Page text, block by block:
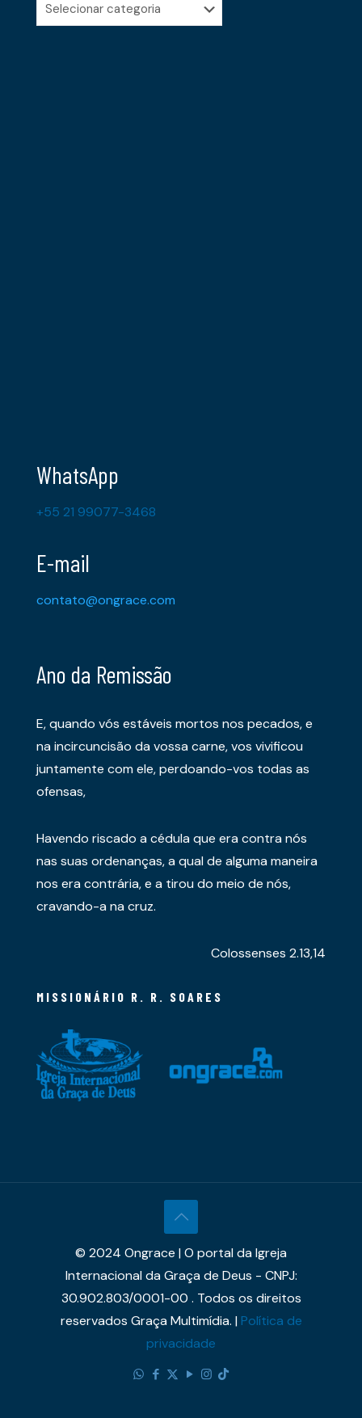
WhatsApp
+55 21 99077-3468
E-mail
contato@ongrace.com
Ano da Remissão
E, quando vós estáveis mortos nos pecados, e
na incircuncisão da vossa carne, vos vivificou
juntamente com ele, perdoando-vos todas as
ofensas,
Havendo riscado a cédula que era contra nós
nas suas ordenanças, a qual de alguma maneira
nos era contrária, e a tirou do meio de nós,
cravando-a na cruz.
Colossenses 2.13,14
MISSIONÁRIO R. R. SOARES
© 2024 Ongrace | O portal da Igreja
Internacional da Graça de Deus - CNPJ:
30.902.803/0001-00 . Todos os direitos
reservados Graça Multimídia. |Política de
privacidade